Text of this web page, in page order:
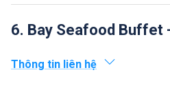
6. Bay Seafood Buffet
Thông tin liên hệ